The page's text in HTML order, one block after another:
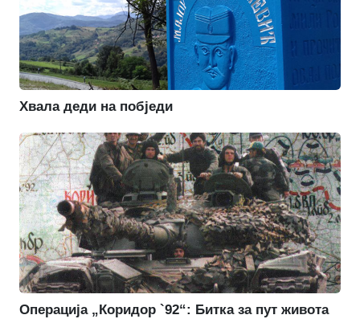
Хвала деди на побједи
Операција „Коридор `92“: Битка за пут живота